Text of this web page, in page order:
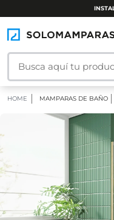
HOME MAMPARAS DE BAÑO